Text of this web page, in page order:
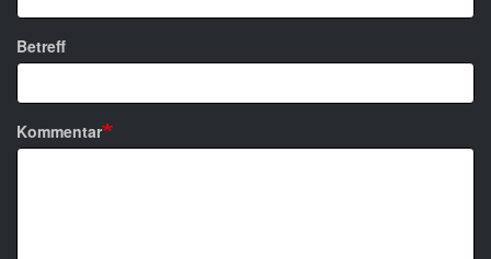
Betreff
Kommentar